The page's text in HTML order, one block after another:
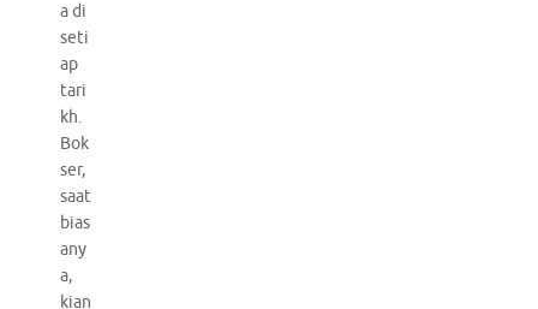
a di
seti
ap
tari
kh.
Bok
ser,
saat
bias
any
a,
kian